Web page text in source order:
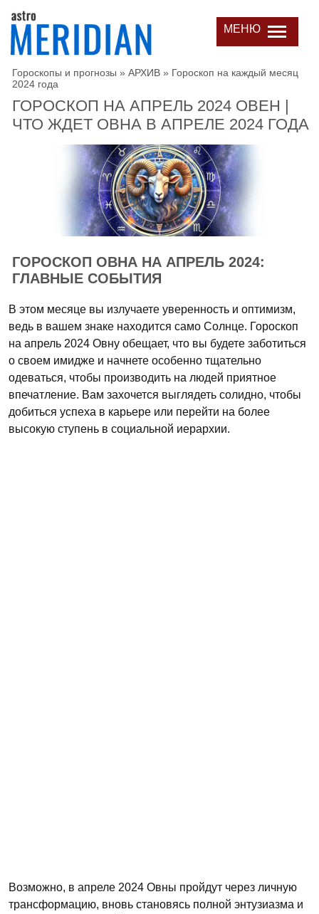
МЕНЮ
Гороскопы и прогнозы » АРХИВ » Гороскоп на каждый месяц
2024 года
ГОРОСКОП НА АПРЕЛЬ 2024 ОВЕН |
ЧТО ЖДЕТ ОВНА В АПРЕЛЕ 2024 ГОДА
ГОРОСКОП ОВНА НА АПРЕЛЬ 2024:
ГЛАВНЫЕ СОБЫТИЯ
В этом месяце вы излучаете уверенность и оптимизм,
ведь в вашем знаке находится само Солнце. Гороскоп
на апрель 2024 Овну обещает, что вы будете заботиться
о своем имидже и начнете особенно тщательно
одеваться, чтобы производить на людей приятное
впечатление. Вам захочется выглядеть солидно, чтобы
добиться успеха в карьере или перейти на более
высокую ступень в социальной иерархии.
Возможно, в апреле 2024 Овны пройдут через личную
трансформацию, вновь становясь полной энтузиазма и